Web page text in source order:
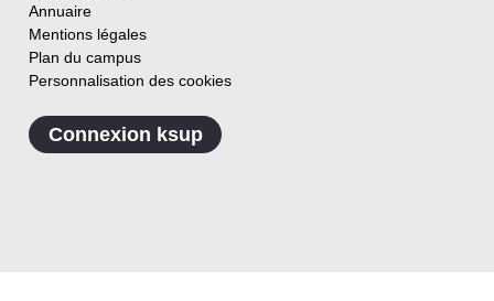
Annuaire
Mentions légales
Plan du campus
Personnalisation des cookies
Connexion ksup